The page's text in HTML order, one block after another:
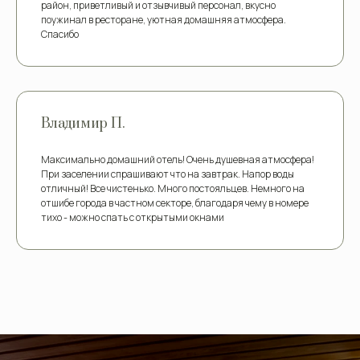
район, приветливый и отзывчивый персонал, вкусно
поужинал в ресторане, уютная домашняя атмосфера.
Спасибо
Владимир П.
Максимально домашний отель! Очень душевная атмосфера!
При заселении спрашивают что на завтрак. Напор воды
отличный! Все чистенько. Много постояльцев. Немного на
отшибе города в частном секторе, благодаря чему в номере
тихо - можно спать с открытыми окнами